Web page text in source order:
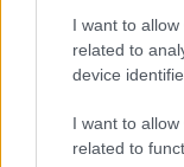
I want to
related to
device
I want to
related to
Az econet.hu
a Sziget Kft.
a Balaton Sound